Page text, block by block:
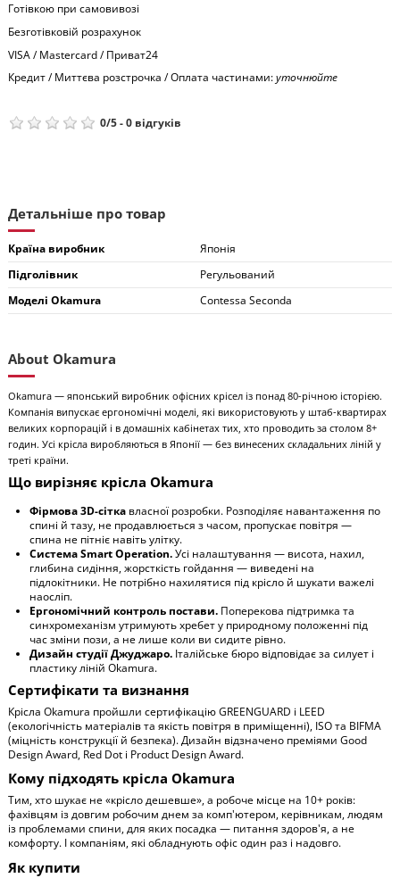
Готівкою при самовивозі
Безготівковій розрахунок
VISA / Mastercard / Приват24
Кредит / Миттєва розстрочка / Оплата частинами:уточнюйте
0/5-0 відгуків
Детальніше про товар
Країна виробник
Японія
Підголівник
Регульований
Моделі Okamura
Contessa Seconda
About Okamura
Okamura — японський виробник офісних крісел із понад 80-річною історією.
Компанія випускає ергономічні моделі, які використовують у штаб-квартирах
великих корпорацій і в домашніх кабінетах тих, хто проводить за столом 8+
годин. Усі крісла виробляються в Японії — без винесених складальних ліній у
треті країни.
Що вирізняє крісла Okamura
Фірмова 3D-сітка власної розробки. Розподіляє навантаження по
спині й тазу, не продавлюється з часом, пропускає повітря —
спина не пітніє навіть улітку.
Система Smart Operation.Усі налаштування — висота, нахил,
глибина сидіння, жорсткість гойдання — виведені на
підлокітники. Не потрібно нахилятися під крісло й шукати важелі
наосліп.
Ергономічний контроль постави. Поперекова підтримка та
синхромеханізм утримують хребет у природному положенні під
час зміни пози, а не лише коли ви сидите рівно.
Дизайн студії Джуджаро. Італійське бюро відповідає за силует і
пластику ліній Okamura.
Сертифікати та визнання
Крісла Okamura пройшли сертифікацію GREENGUARD і LEED
(екологічність матеріалів та якість повітря в приміщенні), ISO та BIFMA
(міцність конструкції й безпека). Дизайн відзначено преміями Good
Design Award, Red Dot і Product Design Award.
Кому підходять крісла Okamura
Тим, хто шукає не «крісло дешевше», а робоче місце на 10+ років:
фахівцям із довгим робочим днем за комп'ютером, керівникам, людям
із проблемами спини, для яких посадка — питання здоров'я, а не
комфорту. І компаніям, які обладнують офіс один раз і надовго.
Як купити